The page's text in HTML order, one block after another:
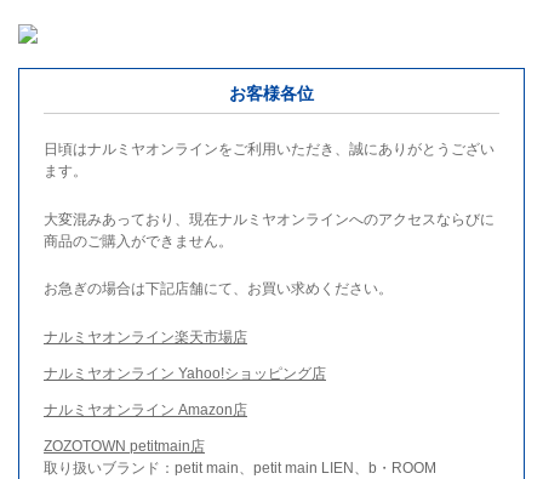
お客様各位
日頃はナルミヤオンラインをご利用いただき、誠にありがとうござい
ます。
大変混みあっており、現在ナルミヤオンラインへのアクセスならびに
商品のご購入ができません。
お急ぎの場合は下記店舗にて、お買い求めください。
ナルミヤオンライン楽天市場店
ナルミヤオンライン Yahoo!ショッピング店
ナルミヤオンライン Amazon店
ZOZOTOWN petitmain店
取り扱いブランド：petit main、petit main LIEN、b・ROOM